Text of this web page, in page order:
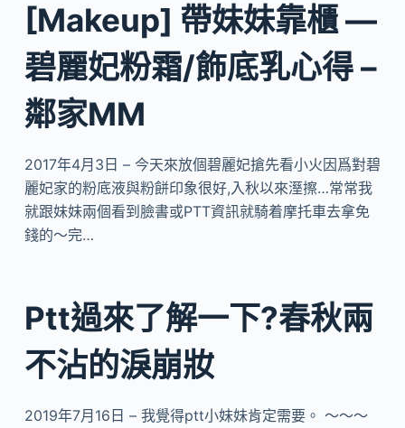
[Makeup] 帶妹妹靠櫃 —
碧麗妃粉霜/飾底乳心得 –
鄰家MM
2017年4月3日 – 今天來放個碧麗妃搶先看小火因爲對碧
麗妃家的粉底液與粉餅印象很好,入秋以來溼擦…常常我
就跟妹妹兩個看到臉書或PTT資訊就騎着摩托車去拿免
錢的～完…
Ptt過來了解一下?春秋兩
不沾的淚崩妝
2019年7月16日 – 我覺得ptt小妹妹肯定需要。 ～～～